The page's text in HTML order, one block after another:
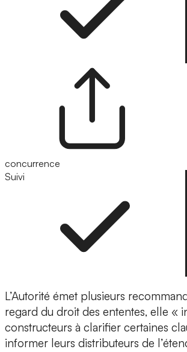
concurrence
Suivi
L’Autorité émet plusieurs
regard du droit des ententes, elle «
constructeurs à clarifier certaines
informer leurs distributeurs de